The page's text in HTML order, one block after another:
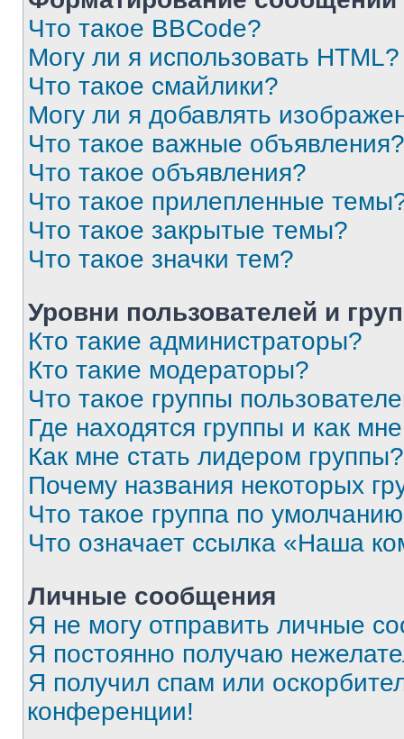
Что такое BBCode?
Могу ли я использовать HTML?
Что такое смайлики?
Могу ли я добавлять
Что такое важные объявления?
Что такое объявления?
Что такое прилепленные
Что такое закрытые темы?
Что такое значки тем?
Уровни пользователей и
Кто такие администраторы?
Кто такие модераторы?
Что такое группы
Где находятся группы и как
Как мне стать лидером группы?
Почему названия некоторых
Что такое группа по
Что означает ссылка «Наша
Личные сообщения
Я не могу отправить личные
Я постоянно получаю
Я получил спам или
конференции!